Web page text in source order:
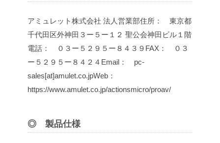
アミュレット株式会社 法人営業部住所： 東京都
千代田区外神田３ー５ー１２ 聖公会神田ビル１階
電話： ０３ー５２９５ー８４３９ FAX： ０３
ー５２９５ー８４２４ Email： pc-
sales[at]amulet.co.jpWeb：
https://www.amulet.co.jp/actionsmicro/proav/
◎ 製品仕様